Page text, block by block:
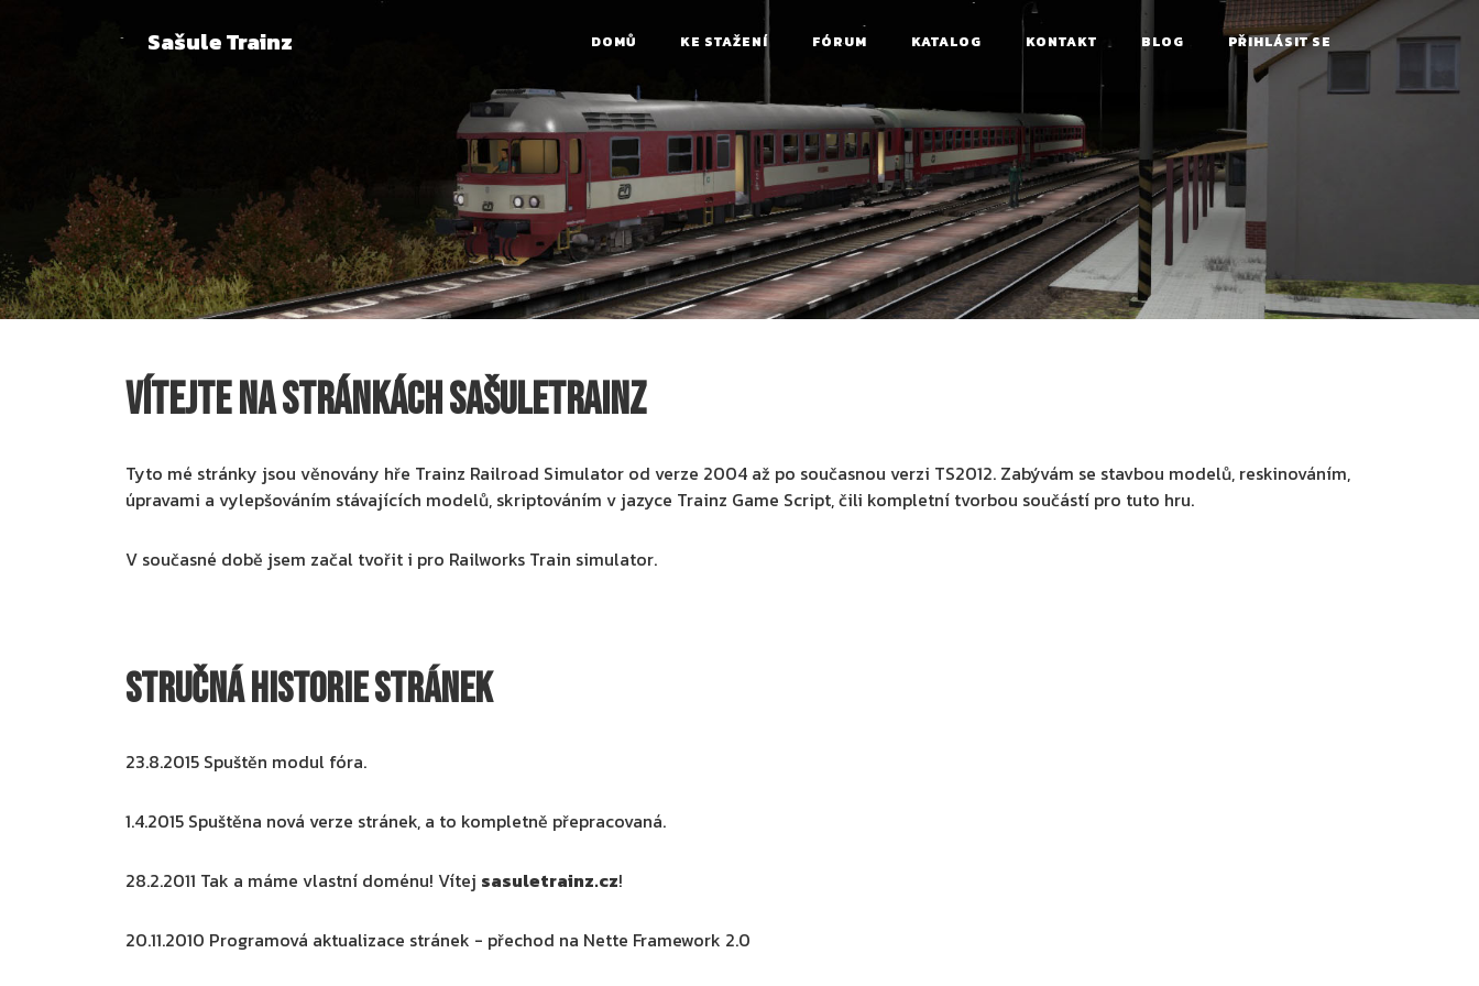
Sašule Trainz DOMŮ KE STAŽENÍ FÓRUM KATALOG KONTAKT BLOG PŘIHLÁSIT SE
Vítejte na stránkách SašuleTrainz
Tyto mé stránky jsou věnovány hře Trainz Railroad Simulator od verze 2004 až po současnou verzi TS2012. Zabývám se stavbou modelů, reskinováním,
úpravami a vylepšováním stávajících modelů, skriptováním v jazyce Trainz Game Script, čili kompletní tvorbou součástí pro tuto hru.
V současné době jsem začal tvořit i pro Railworks Train simulator.
Stručná historie stránek
23.8.2015 Spuštěn modul fóra.
1.4.2015 Spuštěna nová verze stránek, a to kompletně přepracovaná.
28.2.2011 Tak a máme vlastní doménu! Vítej sasuletrainz.cz!
20.11.2010 Programová aktualizace stránek - přechod na Nette Framework 2.0